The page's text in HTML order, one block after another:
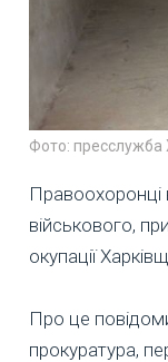
Фото: пресслужба
Правоохоронці
військового,
окупації
Про це
прокуратура,